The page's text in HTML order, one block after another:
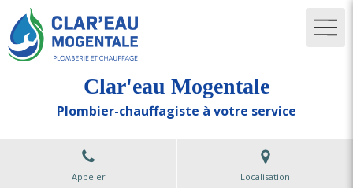
Clar'eau Mogentale
Plombier-chauffagiste à votre service
Appeler Localisation